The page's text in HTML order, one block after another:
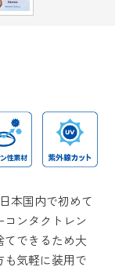
本国内で初めて
ンタクトレン
てできるため大
気軽に装用で